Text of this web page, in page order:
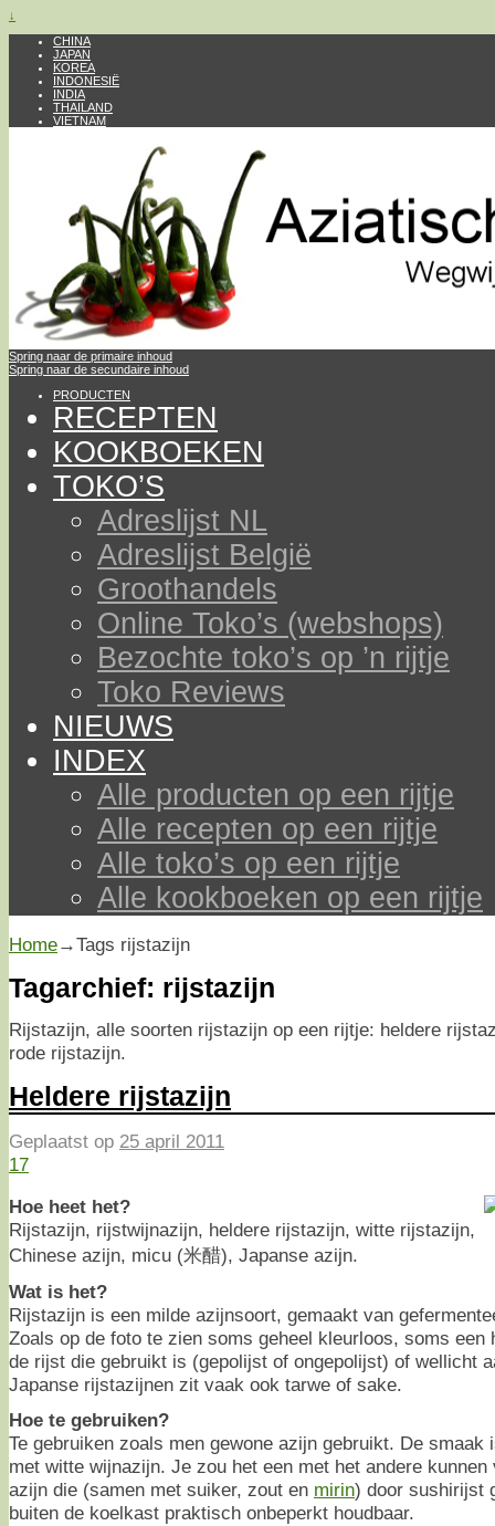
↓
CHINA
JAPAN
KOREA
INDONESIË
INDIA
THAILAND
VIETNAM
Spring naar de primaire inhoud
Spring naar de secundaire inhoud
PRODUCTEN
RECEPTEN
KOOKBOEKEN
TOKO’S
Adreslijst NL
Adreslijst België
Groothandels
Online Toko’s (webshops)
Bezochte toko’s op ’n rijtje
Toko Reviews
NIEUWS
INDEX
Alle producten op een rijtje
Alle recepten op een rijtje
Alle toko’s op een rijtje
Alle kookboeken op een rijtje
Home→Tags rijstazijn
Tagarchief: rijstazijn
Rijstazijn, alle soorten rijstazijn op een rijtje: heldere
rode rijstazijn.
Heldere rijstazijn
Geplaatst op 25 april 2011
17
Hoe heet het?
Rijstazijn, rijstwijnazijn, heldere rijstazijn, witte rijstazijn,
Chinese azijn, micu (米醋), Japanse azijn.
Wat is het?
Rijstazijn is een milde azijnsoort, gemaakt van
Zoals op de foto te zien soms geheel kleurloos, soms een
de rijst die gebruikt is (gepolijst of ongepolijst) of wellicht
Japanse rijstazijnen zit vaak ook tarwe of sake.
Hoe te gebruiken?
Te gebruiken zoals men gewone azijn gebruikt. De
met witte wijnazijn. Je zou het een met het andere
azijn die (samen met suiker, zout en mirin) door sushirijst
buiten de koelkast praktisch onbeperkt houdbaar.